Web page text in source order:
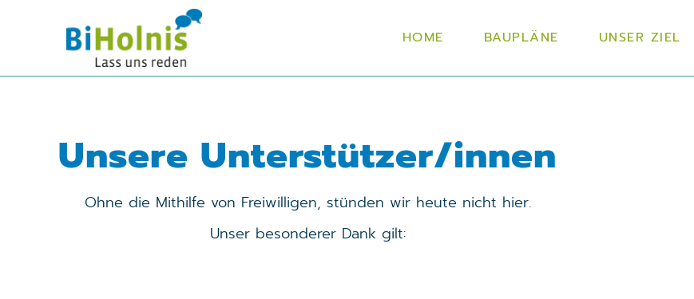
HOME BAUPLÄNE UNSER ZIEL
Unsere Unterstützer/innen
Ohne die Mithilfe von Freiwilligen, stünden wir heute nicht hier.
Unser besonderer Dank gilt: